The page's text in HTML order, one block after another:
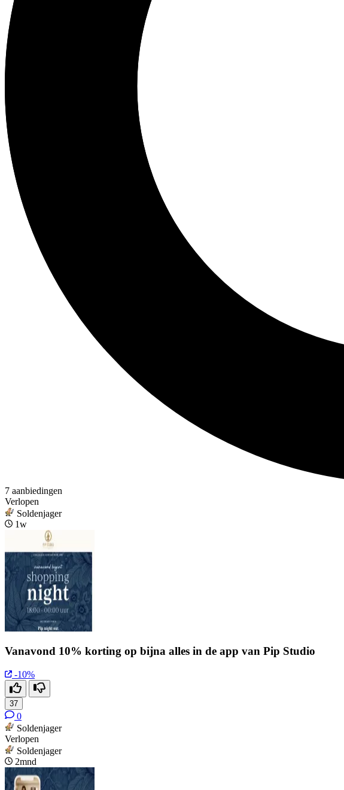
7 aanbiedingen
Verlopen
Soldenjager
1w
Vanavond 10% korting op bijna alles in de app van Pip Studio
-10%
37
0
Soldenjager
Verlopen
Soldenjager
2mnd